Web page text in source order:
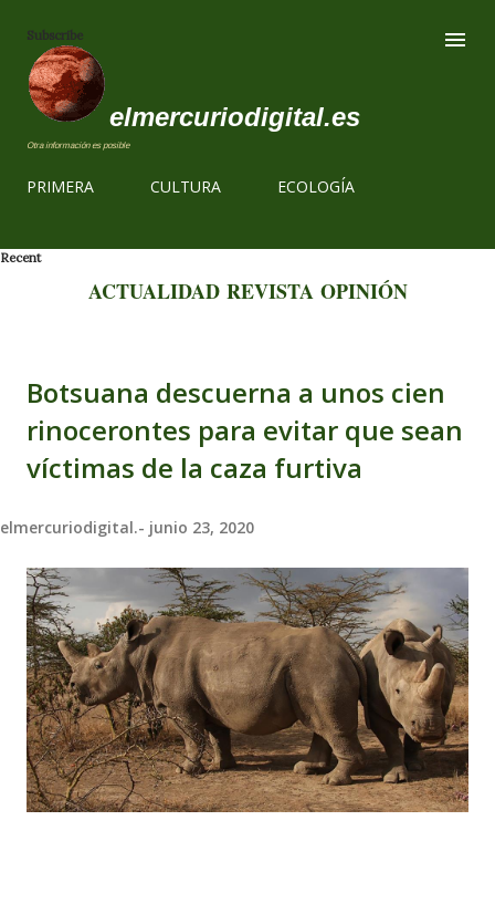
Subscribe
elmercuriodigital.es
Otra información es posible
PRIMERA CULTURA ECOLOGÍA
Recent
ACTUALIDAD REVISTA OPINIÓN
Botsuana descuerna a unos cien
rinocerontes para evitar que sean
víctimas de la caza furtiva
elmercuriodigital.- junio 23, 2020